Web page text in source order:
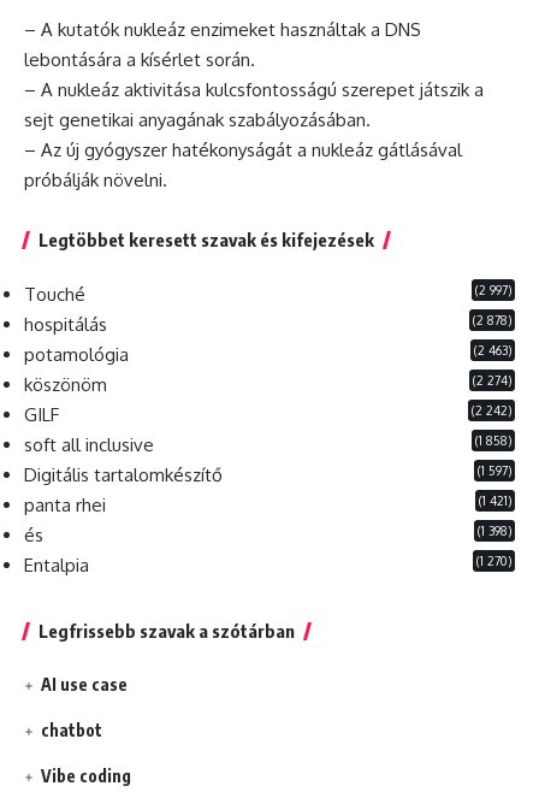
– A kutatók nukleáz enzimeket használtak a DNS
lebontására a kísérlet során.
– A nukleáz aktivitása kulcsfontosságú szerepet játszik a
sejt genetikai anyagának szabályozásában.
– Az új gyógyszer hatékonyságát a nukleáz gátlásával
próbálják növelni.
Legtöbbet keresett szavak és kifejezések
Touché (2 997)
hospitálás (2 878)
potamológia (2 463)
köszönöm (2 274)
GILF (2 242)
soft all inclusive (1 858)
Digitális tartalomkészítő (1 597)
panta rhei (1 421)
és (1 398)
Entalpia (1 270)
Legfrissebb szavak a szótárban
AI use case
chatbot
Vibe coding